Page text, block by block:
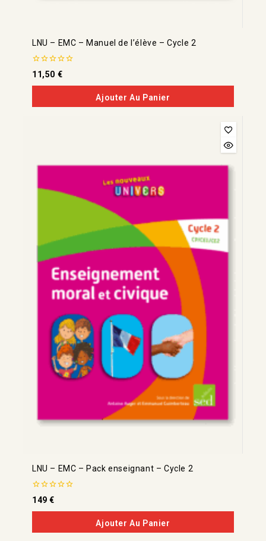
LNU – EMC – Manuel de l’élève – Cycle 2
0
de
5
11,50 €
Ajouter Au Panier
LNU – EMC – Pack enseignant – Cycle 2
0
de
5
149€
Ajouter Au Panier